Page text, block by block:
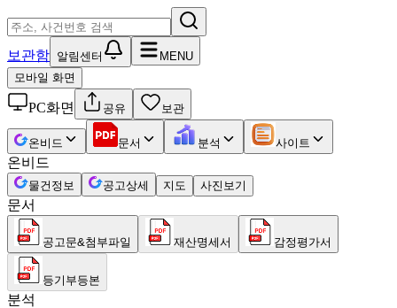
보관함 알림센터
MENU
모바일 화면
PC화면 공유 보관
온비드 문서 분석 사이트
온비드
물건정보 공고상세 지도 사진보기
문서
공고문&첨부파일 재산명세서 감정평가서
등기부등본
분석